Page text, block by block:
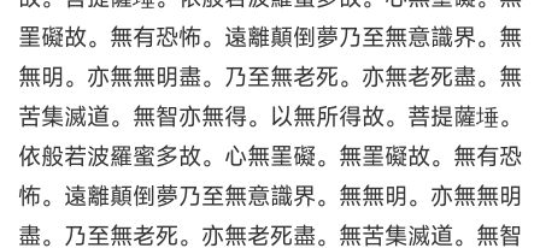
【26】乃至無意識界。無無明。亦無無明盡。乃
至無老死。亦無老死盡。無苦集滅道。無智亦無
得。以無所得故。菩提薩埵。依般若波羅蜜多故。
心無罣礙。無罣礙故。無有恐怖。遠離顛倒夢乃至
無意識界。無無明。亦無無明盡。乃至無老死。亦
無老死盡。無苦集滅道。無智亦無得。以無所得